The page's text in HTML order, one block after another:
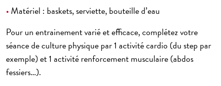
• Matériel : baskets, serviette, bouteille d’eau
Pour un entrainement varié et efficace, complétez votre
séance de culture physique par 1 activité cardio (du step par
exemple) et 1 activité renforcement musculaire (abdos
fessiers…).